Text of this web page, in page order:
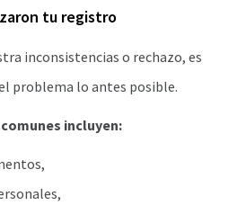
tu registro
inconsistencias o rechazo, es
problema lo antes posible.
incluyen: